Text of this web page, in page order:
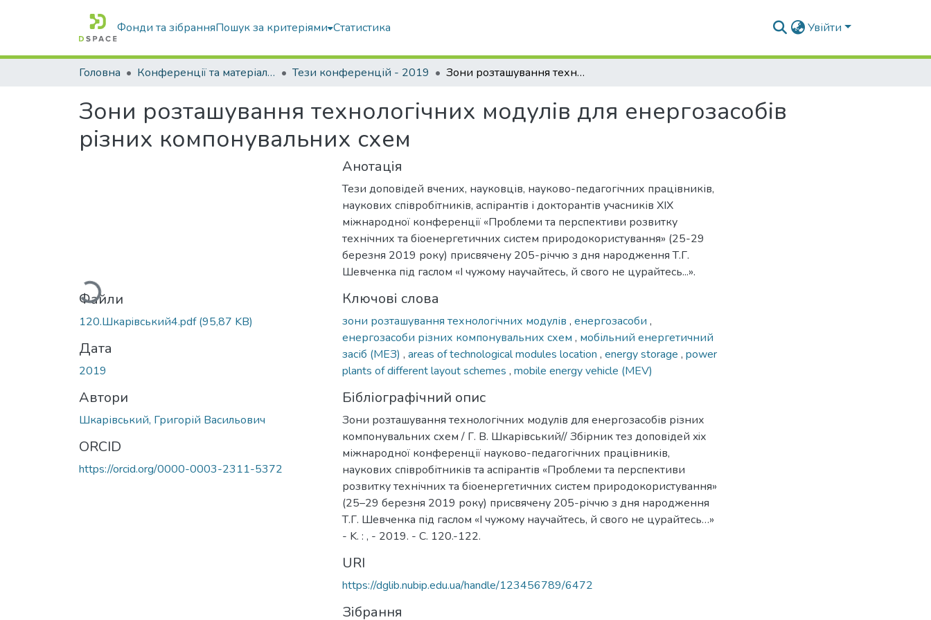
Фонди та зібранняПошук за критеріями Статистика Увійти
Головна Конференції та матеріали конференцій Тези конференцій - 2019 Зони розташування технологічних модулів для енергозасобів різних компонувальних схем
Зони розташування технологічних модулів для енергозасобів
різних компонувальних схем
Вантажиться...
Файли
120.Шкарiвський4.pdf(95,87 KB)
Дата
2019
Автори
Шкарівський, Григорій Васильович
ORCID
https://orcid.org/0000-0003-2311-5372
Анотація
Тези доповідей вчених, науковців, науково-педагогічних працівників,
наукових співробітників, аспірантів і докторантів учасників XIX
міжнародної конференції «Проблеми та перспективи розвитку
технічних та біоенергетичних систем природокористування» (25-29
березня 2019 року) присвячену 205-річчю з дня народження Т.Г.
Шевченка під гаслом «І чужому научайтесь, й свого не цурайтесь...».
Ключові слова
зони розташування технологічних модулів , енергозасоби ,
енергозасоби різних компонувальних схем , мобільний енергетичний
засіб (МЕЗ) , areas of technological modules location , energy storage , power
plants of different layout schemes , mobile energy vehicle (MEV)
Бібліографічний опис
Зони розташування технологічних модулів для енергозасобів різних
компонувальних схем / Г. В. Шкарівський// Збірник тез доповідей xiх
міжнародної конференції науково-педагогічних працівників,
наукових співробітників та аспірантів «Проблеми та перспективи
розвитку технічних та біоенергетичних систем природокористування»
(25–29 березня 2019 року) присвячену 205-річчю з дня народження
Т.Г. Шевченка під гаслом «І чужому научайтесь, й свого не цурайтесь…»
- K. : , - 2019. - С. 120.-122.
URI
https://dglib.nubip.edu.ua/handle/123456789/6472
Зібрання